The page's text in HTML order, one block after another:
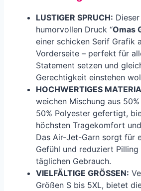
LUSTIGER SPRUCH:
humorvollen Druck “Omas
einer schicken Serif Grafik
Vorderseite – perfekt für
Statement setzen und
Gerechtigkeit einstehen
HOCHWERTIGES
weichen Mischung aus
50% Polyester gefertigt,
höchsten Tragekomfort
Das Air-Jet-Garn sorgt für
Gefühl und reduziert
täglichen Gebrauch.
VIELFÄLTIGE GRÖSSEN:
Größen S bis 5XL, bietet